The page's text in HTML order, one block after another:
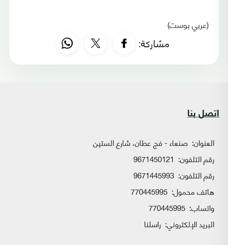
(عربي بوست)
مشاركة:
اتصل بنا
العنوان: صنعاء - فج عطان، شارع الستين
رقم التلفون: 9671450121
رقم التلفون: 9671445993
هاتف محمول: 770445995
واتساب:
البريد الإلكتروني: راسلنا